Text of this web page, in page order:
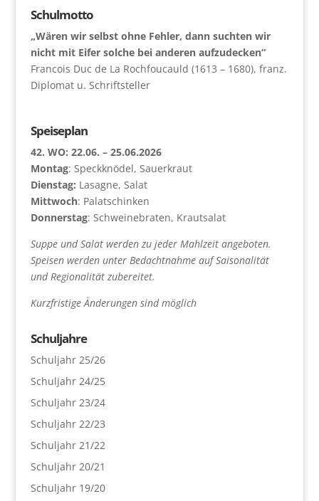
Schulmotto
„Wären wir selbst ohne Fehler, dann suchten wir
nicht mit Eifer solche bei anderen aufzudecken“
Francois Duc de La Rochfoucauld (1613 – 1680), franz.
Diplomat u. Schriftsteller
Speiseplan
42. WO: 22.06. – 25.06.2026
Montag: Speckknödel, Sauerkraut
Dienstag: Lasagne, Salat
Mittwoch: Palatschinken
Donnerstag: Schweinebraten, Krautsalat
Suppe und Salat werden zu jeder Mahlzeit angeboten.
Speisen werden unter Bedachtnahme auf Saisonalität
und Regionalität zubereitet.
Kurzfristige Änderungen sind möglich
Schuljahre
Schuljahr 25/26
Schuljahr 24/25
Schuljahr 23/24
Schuljahr 22/23
Schuljahr 21/22
Schuljahr 20/21
Schuljahr 19/20